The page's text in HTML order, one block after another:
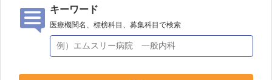
キーワード
医療機関名、標榜科目、募集科目で検索